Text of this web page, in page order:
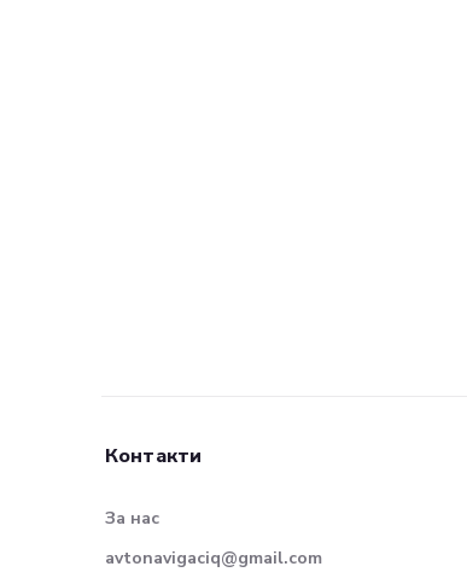
Контакти
За нас
avtonavigaciq@gmail.com